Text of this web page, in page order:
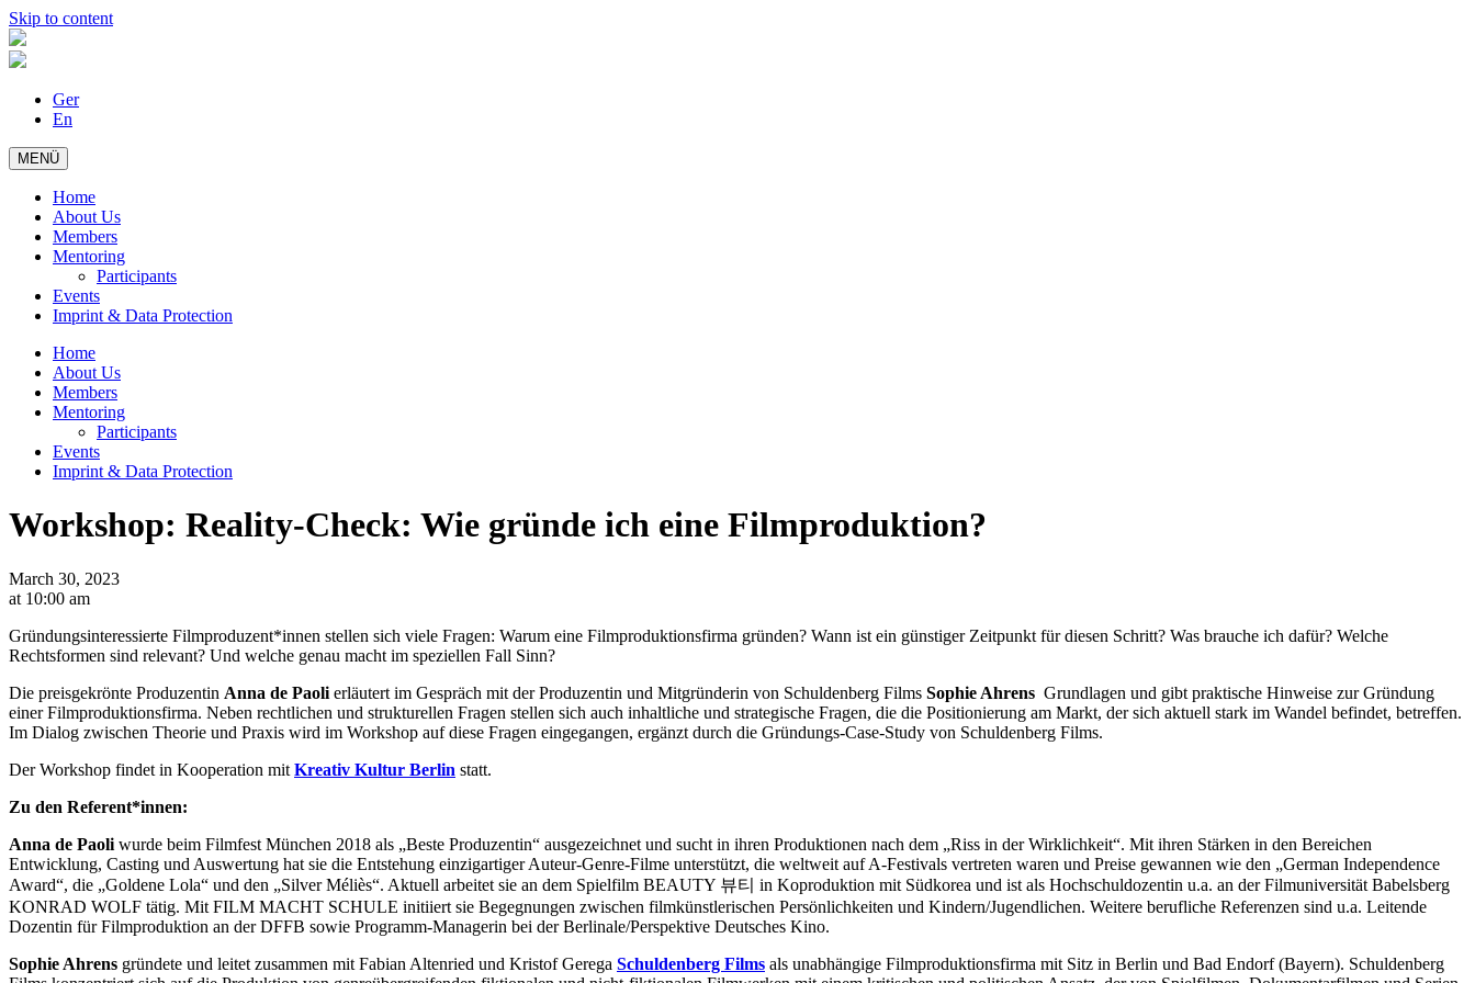
Skip to content
Ger
En
MENÜ
Home
About Us
Members
Mentoring
Participants
Events
Imprint & Data Protection
Home
About Us
Members
Mentoring
Participants
Events
Imprint & Data Protection
Workshop: Reality-Check: Wie gründe ich eine Filmproduktion?
March 30, 2023
at 10:00 am
Gründungsinteressierte Filmproduzent*innen stellen sich viele Fragen: Warum eine Filmproduktionsfirma gründen? Wann ist ein günstiger Zeitpunkt für diesen Schritt? Was brauche ich dafür? Welche
Rechtsformen sind relevant? Und welche genau macht im speziellen Fall Sinn?
Die preisgekrönte Produzentin Anna de Paoli erläutert im Gespräch mit der Produzentin und Mitgründerin von Schuldenberg Films Sophie Ahrens Grundlagen und gibt praktische Hinweise zur Gründung
einer Filmproduktionsfirma. Neben rechtlichen und strukturellen Fragen stellen sich auch inhaltliche und strategische Fragen, die die Positionierung am Markt, der sich aktuell stark im Wandel befindet, betreffen.
Im Dialog zwischen Theorie und Praxis wird im Workshop auf diese Fragen eingegangen, ergänzt durch die Gründungs-Case-Study von Schuldenberg Films.
Der Workshop findet in Kooperation mit Kreativ Kultur Berlin statt.
Zu den Referent*innen:
Anna de Paoli wurde beim Filmfest München 2018 als „Beste Produzentin“ ausgezeichnet und sucht in ihren Produktionen nach dem „Riss in der Wirklichkeit“. Mit ihren Stärken in den Bereichen
Entwicklung, Casting und Auswertung hat sie die Entstehung einzigartiger Auteur-Genre-Filme unterstützt, die weltweit auf A-Festivals vertreten waren und Preise gewannen wie den „German Independence
Award“, die „Goldene Lola“ und den „Silver Méliès“. Aktuell arbeitet sie an dem Spielfilm BEAUTY 뷰티 in Koproduktion mit Südkorea und ist als Hochschuldozentin u.a. an der Filmuniversität Babelsberg
KONRAD WOLF tätig. Mit FILM MACHT SCHULE initiiert sie Begegnungen zwischen filmkünstlerischen Persönlichkeiten und Kindern/Jugendlichen. Weitere berufliche Referenzen sind u.a. Leitende
Dozentin für Filmproduktion an der DFFB sowie Programm-Managerin bei der Berlinale/Perspektive Deutsches Kino.
Sophie Ahrens gründete und leitet zusammen mit Fabian Altenried und Kristof Gerega Schuldenberg Films als unabhängige Filmproduktionsfirma mit Sitz in Berlin und Bad Endorf (Bayern). Schuldenberg